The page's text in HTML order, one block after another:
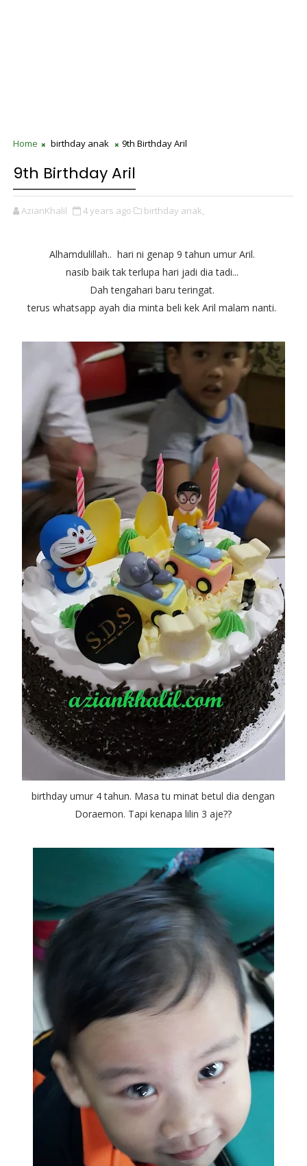
Home birthday anak 9th Birthday Aril
9th Birthday Aril
AzianKhalil 4 years ago birthday anak,
Alhamdulillah.. hari ni genap 9 tahun umur Aril.
nasib baik tak terlupa hari jadi dia tadi...
Dah tengahari baru teringat.
terus whatsapp ayah dia minta beli kek Aril malam nanti.
birthday umur 4 tahun. Masa tu minat betul dia dengan
Doraemon. Tapi kenapa lilin 3 aje??